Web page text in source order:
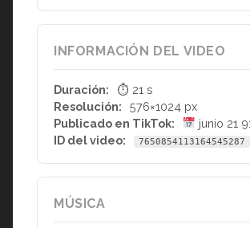
INFORMACIÓN DEL VIDEO
Duración:
⏱ 21 s
Resolución:
576×1024 px
Publicado en TikTok:
junio 21
ID del video:
7650854113164545287
MÚSICA